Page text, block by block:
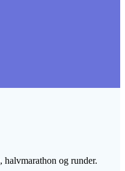
og runder.